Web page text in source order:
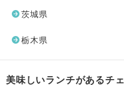
茨城県
栃木県
美味しいランチがあるチ